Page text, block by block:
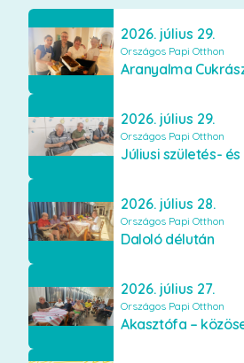
2026. július 29.
Országos Papi Otthon
2026. július 29.
Országos Papi Otthon
2026. július 28.
Országos Papi Otthon
Daloló délután
2026. július 27.
Országos Papi Otthon